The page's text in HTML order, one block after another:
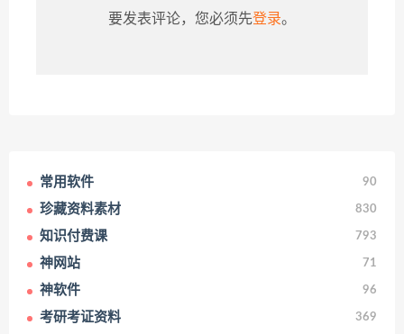
要发表评论，您必须先登录。
常用软件 90
珍藏资料素材 830
知识付费课 793
神网站 71
神软件 96
考研考证资料 369